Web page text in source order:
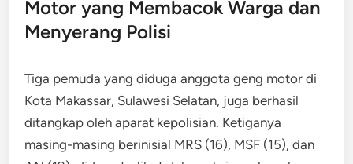
Motor yang Membacok Warga dan
Menyerang Polisi
Tiga pemuda yang diduga anggota geng motor di
Kota Makassar, Sulawesi Selatan, juga berhasil
ditangkap oleh aparat kepolisian. Ketiganya
masing-masing berinisial MRS (16), MSF (15), dan